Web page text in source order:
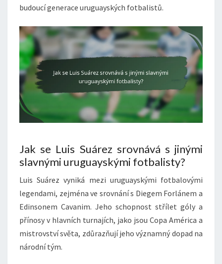
budoucí generace uruguayských fotbalistů.
Jak se Luis Suárez srovnává s jinými
slavnými uruguayskými fotbalisty?
Luis Suárez vyniká mezi uruguayskými fotbalovými
legendami, zejména ve srovnání s Diegem Forlánem a
Edinsonem Cavanim. Jeho schopnost střílet góly a
přínosy v hlavních turnajích, jako jsou Copa América a
mistrovství světa, zdůrazňují jeho významný dopad na
národní tým.